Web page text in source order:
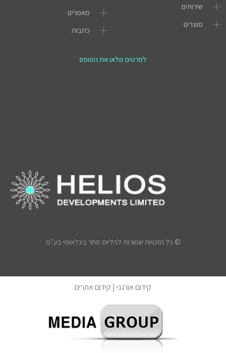
שירותים
מוצרים
מאמרים
כתבות
לפרטים מלאו את הטופס
© כל הזכויות שמורות להליוס סחר בינלאומי בע"מ
קידום אורגני | קידום אתרים